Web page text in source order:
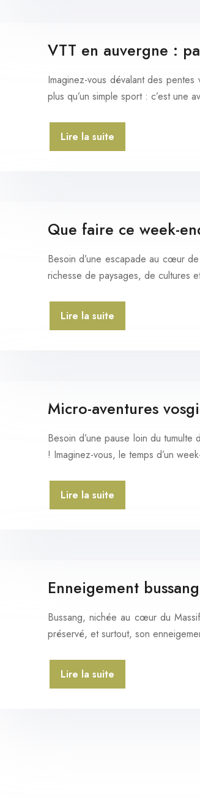
VTT en auvergne :
Imaginez-vous dévalant des
plus qu’un simple sport : c’est une
Lire la suite
Que faire ce week-
Besoin d’une escapade au cœur
richesse de paysages, de cultures
Lire la suite
Micro-aventures
Besoin d’une pause loin du
! Imaginez-vous, le temps d’un
Lire la suite
Enneigement
Bussang, nichée au cœur du
préservé, et surtout, son
Lire la suite